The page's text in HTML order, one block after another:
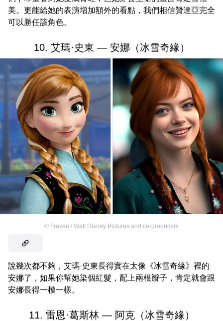
美。更能給她的表演增加額外的看點，我們相信贊達亞完全
可以勝任該角色。
10. 艾瑪·史東 — 安娜（冰雪奇緣）
© Frozen / Walt Disney Pictures and co-producers
說幾次都不夠，艾瑪·史東長得實在太像《冰雪奇緣》裡的
安娜了，如果你幫她染個紅髮，配上兩根辮子，肯定就會跟
安娜長得一模一樣。
11. 雷恩·葛斯林 — 阿克（冰雪奇緣）